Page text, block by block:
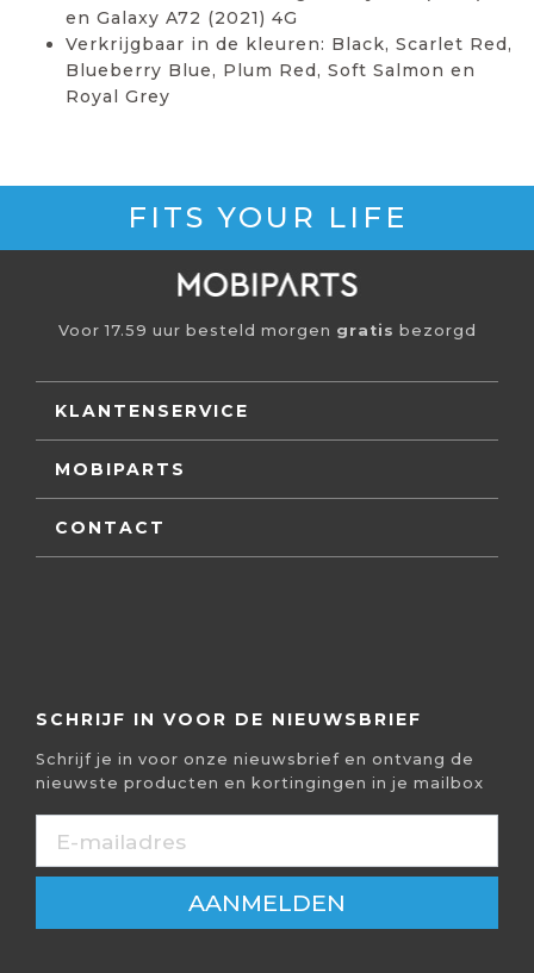
en Galaxy A72 (2021) 4G
Verkrijgbaar in de kleuren: Black, Scarlet Red,
Blueberry Blue, Plum Red, Soft Salmon en
Royal Grey
FITS YOUR LIFE
Voor 17.59 uur besteld morgen gratis bezorgd
KLANTENSERVICE
MOBIPARTS
CONTACT
SCHRIJF IN VOOR DE NIEUWSBRIEF
Schrijf je in voor onze nieuwsbrief en ontvang de
nieuwste producten en kortingingen in je mailbox
AANMELDEN